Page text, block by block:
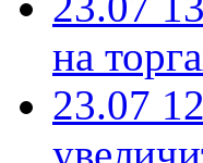
на
23.07